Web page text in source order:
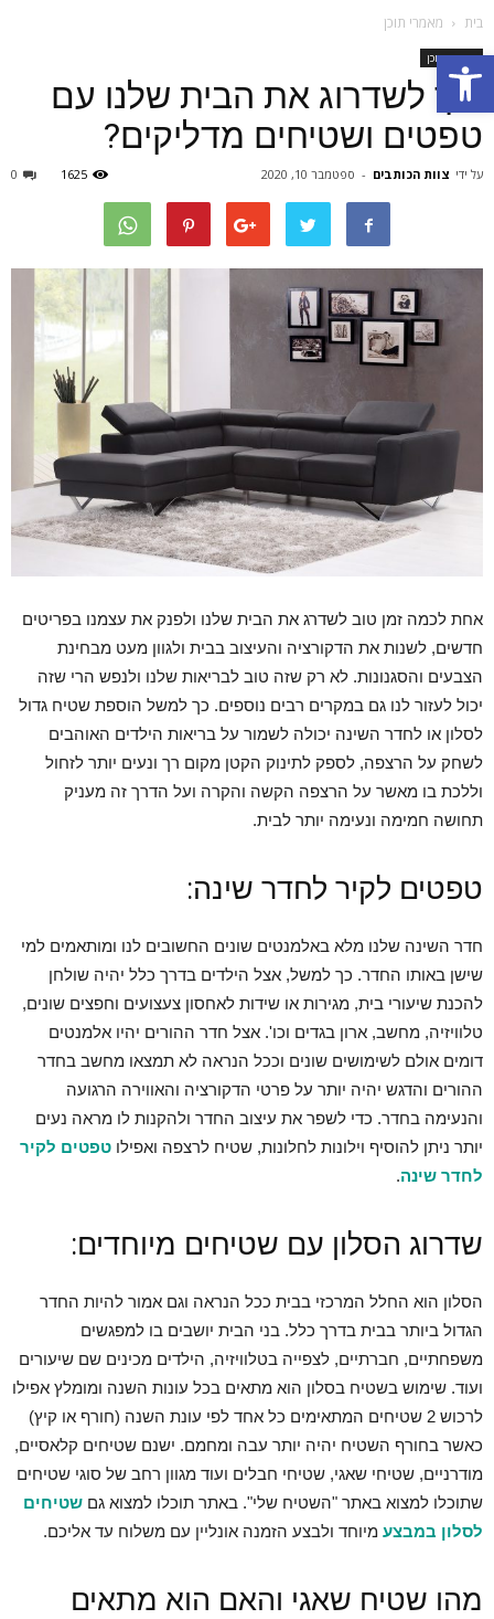
Open toolbar
בית מאמרי תוכן
מאמרי תוכן
איך לשדרוג את הבית שלנו עם
טפטים ושטיחים מדליקים?
על ידי צוות הכותבים - ספטמבר 10, 2020 0 1625
אחת לכמה זמן טוב לשדרג את הבית שלנו ולפנק את עצמנו בפריטים
חדשים, לשנות את הדקורציה והעיצוב בבית ולגוון מעט מבחינת
הצבעים והסגנונות. לא רק שזה טוב לבריאות שלנו ולנפש הרי שזה
יכול לעזור לנו גם במקרים רבים נוספים. כך למשל הוספת שטיח גדול
לסלון או לחדר השינה יכולה לשמור על בריאות הילדים האוהבים
לשחק על הרצפה, לספק לתינוק הקטן מקום רך ונעים יותר לזחול
וללכת בו מאשר על הרצפה הקשה והקרה ועל הדרך זה מעניק
תחושה חמימה ונעימה יותר לבית.
טפטים לקיר לחדר שינה:
חדר השינה שלנו מלא באלמנטים שונים החשובים לנו ומותאמים למי
שישן באותו החדר. כך למשל, אצל הילדים בדרך כלל יהיה שולחן
להכנת שיעורי בית, מגירות או שידות לאחסון צעצועים וחפצים שונים,
טלוויזיה, מחשב, ארון בגדים וכו'. אצל חדר ההורים יהיו אלמנטים
דומים אולם לשימושים שונים וככל הנראה לא תמצאו מחשב בחדר
ההורים והדגש יהיה יותר על פרטי הדקורציה והאווירה הרגועה
והנעימה בחדר. כדי לשפר את עיצוב החדר ולהקנות לו מראה נעים
יותר ניתן להוסיף וילונות לחלונות, שטיח לרצפה ואפילו טפטים לקיר
לחדר שינה.
שדרוג הסלון עם שטיחים מיוחדים:
הסלון הוא החלל המרכזי בבית ככל הנראה וגם אמור להיות החדר
הגדול ביותר בבית בדרך כלל. בני הבית יושבים בו למפגשים
משפחתיים, חברתיים, לצפייה בטלוויזיה, הילדים מכינים שם שיעורים
ועוד. שימוש בשטיח בסלון הוא מתאים בכל עונות השנה ומומלץ אפילו
לרכוש 2 שטיחים המתאימים כל אחד לפי עונת השנה (חורף או קיץ)
כאשר בחורף השטיח יהיה יותר עבה ומחמם. ישנם שטיחים קלאסיים,
מודרניים, שטיחי שאגי, שטיחי חבלים ועוד מגוון רחב של סוגי שטיחים
שתוכלו למצוא באתר "השטיח שלי". באתר תוכלו למצוא גם שטיחים
לסלון במבצע מיוחד ולבצע הזמנה אונליין עם משלוח עד אליכם.
מהו שטיח שאגי והאם הוא מתאים